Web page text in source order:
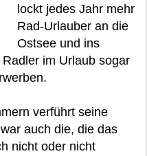
lockt jedes Jahr mehr
Rad-Urlauber an die
Ostsee und ins
im Urlaub sogar
verführt seine
auch die, die das
nicht oder nicht